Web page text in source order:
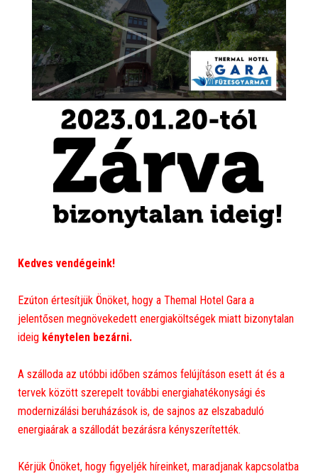
Kedves vendégeink!
Ezúton értesítjük Önöket, hogy a Themal Hotel Gara a
jelentősen megnövekedett energiaköltségek miatt bizonytalan
ideig kénytelen bezárni.
A szálloda az utóbbi időben számos felújításon esett át és a
tervek között szerepelt további energiahatékonysági és
modernizálási beruházások is, de sajnos az elszabaduló
energiaárak a szállodát bezárásra kényszerítették.
Kérjük Önöket, hogy figyeljék híreinket, maradjanak kapcsolatba